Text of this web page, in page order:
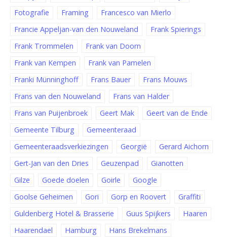
Fotografie
Framing
Francesco van Mierlo
Francie Appeljan-van den Nouweland
Frank Spierings
Frank Trommelen
Frank van Doorn
Frank van Kempen
Frank van Pamelen
Franki Münninghoff
Frans Bauer
Frans Mouws
Frans van den Nouweland
Frans van Halder
Frans van Puijenbroek
Geert Mak
Geert van de Ende
Gemeente Tilburg
Gemeenteraad
Gemeenteraadsverkiezingen
Georgië
Gerard Aichorn
Gert-Jan van den Dries
Geuzenpad
Gianotten
Gilze
Goede doelen Goirle
Google
Goolse Geheimen
Gori Gorp en Roovert
Graffiti
Guldenberg Hotel & Brasserie
Guus Spijkers
Haaren
Haarendael
Hamburg
Hans Brekelmans